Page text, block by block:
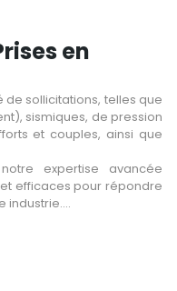
en
sollicitations, telles que
sismiques, de pression
et couples, ainsi que
expertise avancée
efficaces pour répondre
industrie.